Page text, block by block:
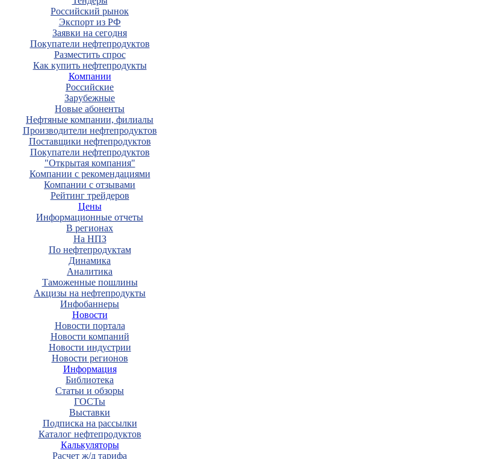
Российский рынок
Экспорт из РФ
Заявки на сегодня
Покупатели нефтепродуктов
Разместить спрос
Как купить нефтепродукты
Компании
Российские
Зарубежные
Новые абоненты
Нефтяные компании, филиалы
Производители нефтепродуктов
Поставщики нефтепродуктов
Покупатели нефтепродуктов
"Открытая компания"
Компании с рекомендациями
Компании с отзывами
Рейтинг трейдеров
Цены
Информационные отчеты
В регионах
На НПЗ
По нефтепродуктам
Динамика
Аналитика
Таможенные пошлины
Акцизы на нефтепродукты
Инфобаннеры
Новости
Новости портала
Новости компаний
Новости индустрии
Новости регионов
Информация
Библиотека
Статьи и обзоры
ГОСТы
Выставки
Подписка на рассылки
Каталог нефтепродуктов
Калькуляторы
Расчет ж/д тарифа